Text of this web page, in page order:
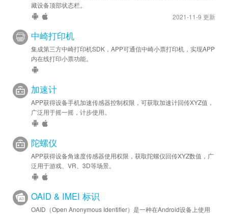
藏设备顶部状态栏。
2021-11-9 更新
中崎打印机
集成第三方中崎打印机SDK，APP可通信中崎小票打印机，实现APP
内在线打印小票功能。
加速计
APP获得设备手机加速传感器控制权限，可获取加速计回传XYZ值，
广泛用于摇一摇，计步使用。
陀螺仪
APP获得设备角速度传感器使用权限，获取陀螺仪回传XYZ数值，广
泛用于游戏、VR、3D等场景。
OAID & IMEI 标识
OAID（Open Anonymous Identifier）是一种在Android设备上使用